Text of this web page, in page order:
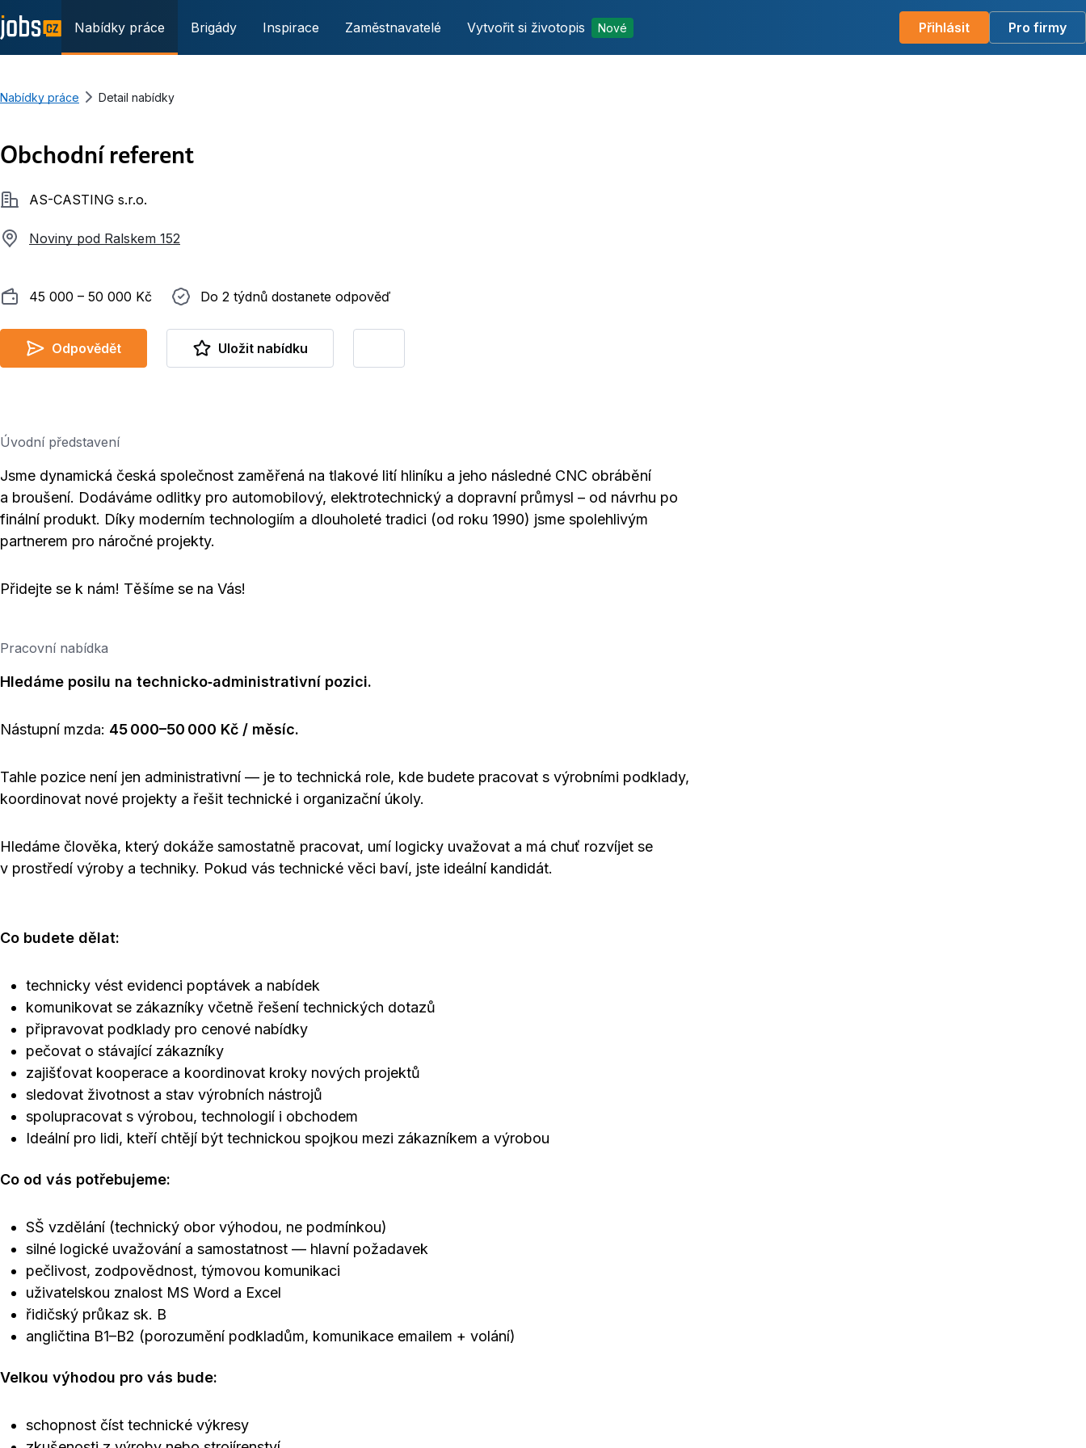
Nabídky práce Brigády Inspirace Zaměstnavatelé Vytvořit si životopis Nové Přihlásit Pro firmy
Nabídky práce Detail nabídky
Obchodní referent
SpolečnostAS-CASTING s.r.o.
Noviny pod Ralskem 152
Plat 45 000 ‍–‍ 50 000 Kč Do 2 týdnů dostanete odpověď
Do 2 týdnů dostanete odpověď
Odpovědět Uložit nabídku
Úvodní představení
Jsme dynamická česká společnost zaměřená na tlakové lití hliníku a jeho následné CNC obrábění
a broušení. Dodáváme odlitky pro automobilový, elektrotechnický a dopravní průmysl – od návrhu po
finální produkt. Díky moderním technologiím a dlouholeté tradici (od roku 1990) jsme spolehlivým
partnerem pro náročné projekty.
Přidejte se k nám! Těšíme se na Vás!
Pracovní nabídka
Hledáme posilu na technicko‑administrativní pozici.
Nástupní mzda: 45 000–50 000 Kč / měsíc.
Tahle pozice není jen administrativní — je to technická role, kde budete pracovat s výrobními podklady,
koordinovat nové projekty a řešit technické i organizační úkoly.
Hledáme člověka, který dokáže samostatně pracovat, umí logicky uvažovat a má chuť rozvíjet se
v prostředí výroby a techniky. Pokud vás technické věci baví, jste ideální kandidát.
Co budete dělat:
technicky vést evidenci poptávek a nabídek
komunikovat se zákazníky včetně řešení technických dotazů
připravovat podklady pro cenové nabídky
pečovat o stávající zákazníky
zajišťovat kooperace a koordinovat kroky nových projektů
sledovat životnost a stav výrobních nástrojů
spolupracovat s výrobou, technologií i obchodem
Ideální pro lidi, kteří chtějí být technickou spojkou mezi zákazníkem a výrobou
Co od vás potřebujeme:
SŠ vzdělání (technický obor výhodou, ne podmínkou)
silné logické uvažování a samostatnost — hlavní požadavek
pečlivost, zodpovědnost, týmovou komunikaci
uživatelskou znalost MS Word a Excel
řidičský průkaz sk. B
angličtina B1–B2 (porozumění podkladům, komunikace emailem + volání)
Velkou výhodou pro vás bude:
schopnost číst technické výkresy